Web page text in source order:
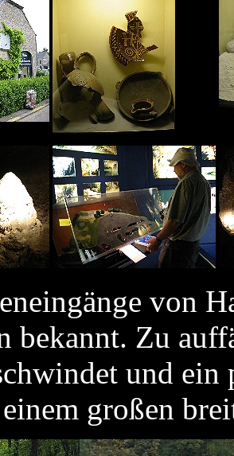
von
bekannt. Zu
und
einem großen